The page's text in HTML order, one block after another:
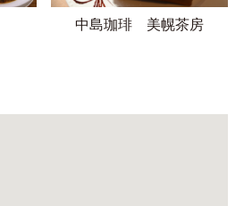
中島珈琲 美幌茶房